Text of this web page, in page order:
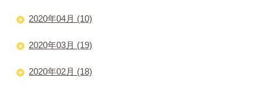
2020年04月 (10)
2020年03月 (19)
2020年02月 (18)